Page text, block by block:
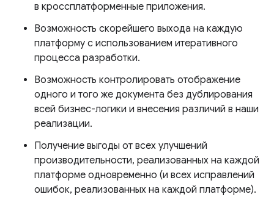
в кроссплатформенные приложения.
Возможность скорейшего выхода на каждую
платформу с использованием итеративного
процесса разработки.
Возможность контролировать отображение
одного и того же документа без дублирования
всей бизнес-логики и внесения различий в наши
реализации.
Получение выгоды от всех улучшений
производительности, реализованных на каждой
платформе одновременно (и всех исправлений
ошибок, реализованных на каждой платформе).